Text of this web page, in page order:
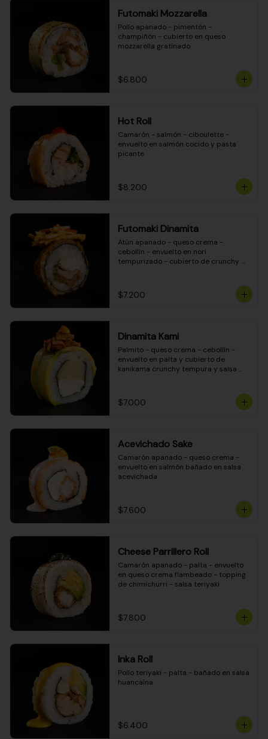
Futomaki Mozzarella
Pollo apanado - pimentón -
champiñón - cubierto en queso
mozzarella gratinado
$6.800
Hot Roll
Camarón - salmón - ciboulette -
envuelto en salmón cocido y pasta
picante
$8.200
Futomaki Dinamita
Atún apanado - queso crema -
cebollín - envuelto en nori
tempurizado - cubierto de crunchy
$7.200
Dinamita Kami
Palmito - queso crema - cebollín -
envuelto en palta y cubierto de
kanikama crunchy tempura y salsa
$7.000
Acevichado Sake
Camarón apanado - queso crema -
envuelto en salmón bañado en salsa
acevichada
$7.600
Cheese Parrillero Roll
Camarón apanado - palta - envuelto
en queso crema flambeado - topping
de chimichurri - salsa teriyaki
$7.800
Inka Roll
Pollo teriyaki - palta - bañado en salsa
huancaína
$6.400